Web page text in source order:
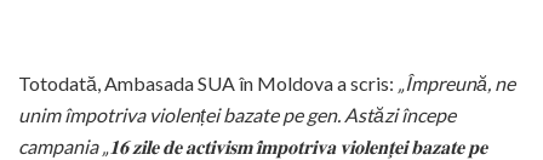
Totodată, Ambasada SUA în Moldova a scris: „Împreună, ne
unim împotriva violenței bazate pe gen. Astăzi începe
campania „𝟏𝟔 𝐳𝐢𝐥𝐞 𝐝𝐞 𝐚𝐜𝐭𝐢𝐯𝐢𝐬𝐦 𝐢̂𝐦𝐩𝐨𝐭𝐫𝐢𝐯𝐚 𝐯𝐢𝐨𝐥𝐞𝐧𝐭̧𝐞𝐢 𝐛𝐚𝐳𝐚𝐭𝐞 𝐩𝐞